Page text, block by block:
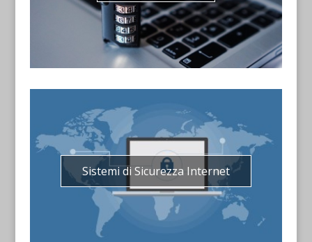
Sistemi di Sicurezza Internet